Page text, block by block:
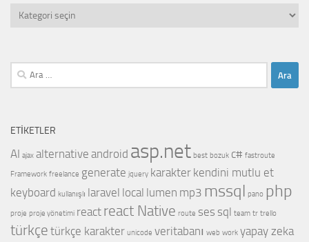
Kategoriler
Arama:
ETIKETLER
AI ajax alternative android asp.net best bozuk c# fastroute
Framework freelance generate jquery karakter kendini mutlu et
keyboard kullanışlı laravel local lumen mp3 mssql pano php
proje proje yönetimi react react Native route ses sql team tr trello
türkçe türkçe karakter unicode veritabanı web work yapay zeka